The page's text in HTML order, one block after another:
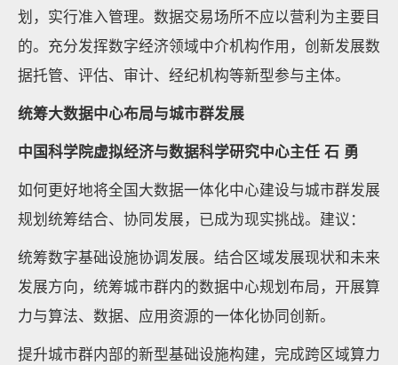
划，实行准入管理。数据交易场所不应以营利为主要目
的。充分发挥数字经济领域中介机构作用，创新发展数
据托管、评估、审计、经纪机构等新型参与主体。
统筹大数据中心布局与城市群发展
中国科学院虚拟经济与数据科学研究中心主任 石 勇
如何更好地将全国大数据一体化中心建设与城市群发展
规划统筹结合、协同发展，已成为现实挑战。建议：
统筹数字基础设施协调发展。结合区域发展现状和未来
发展方向，统筹城市群内的数据中心规划布局，开展算
力与算法、数据、应用资源的一体化协同创新。
提升城市群内部的新型基础设施构建，完成跨区域算力